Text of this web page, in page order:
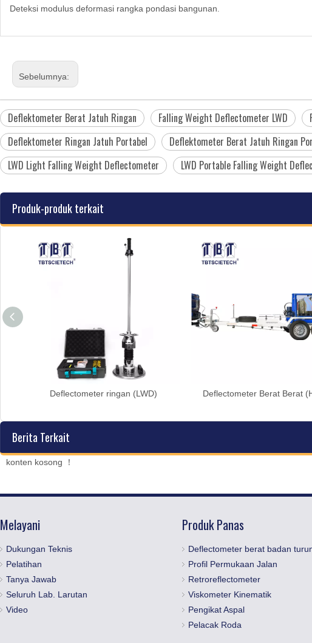
Deteksi modulus deformasi rangka pondasi bangunan.
Sebelumnya:
Deflektometer Berat Jatuh Ringan Falling Weight Deflectometer LWD
Deflektometer Ringan Jatuh Portabel
Deflektometer Berat Jatuh Ringan
LWD Light Falling Weight Deflectometer
LWD Portable Falling Weight
Produk-produk terkait
Deflectometer ringan (LWD) Deflectometer Berat Berat
Berita Terkait
konten kosong ！
Melayani
Dukungan Teknis
Pelatihan
Tanya Jawab
Seluruh Lab. Larutan
Video
Produk Panas
Deflectometer berat badan
Profil Permukaan Jalan
Retroreflectometer
Viskometer Kinematik
Pengikat Aspal
Pelacak Roda